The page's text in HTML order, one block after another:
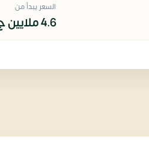
السعر يبدأ من
4.6 ملايين